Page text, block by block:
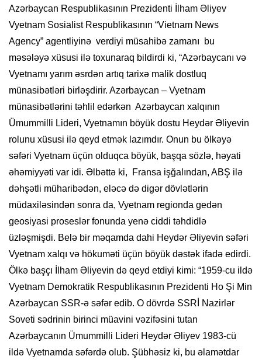
Azərbaycan Respublikasının Prezidenti İlham Əliyev
Vyetnam Sosialist Respublikasının “Vietnam News
Agency” agentliyinə verdiyi müsahibə zamanı bu
məsələyə xüsusi ilə toxunaraq bildirdi ki, “Azərbaycanı və
Vyetnamı yarım əsrdən artıq tarixə malik dostluq
münasibətləri birləşdirir. Azərbaycan – Vyetnam
münasibətlərini təhlil edərkən Azərbaycan xalqının
Ümummilli Lideri, Vyetnamın böyük dostu Heydər Əliyevin
rolunu xüsusi ilə qeyd etmək lazımdır. Onun bu ölkəyə
səfəri Vyetnam üçün olduqca böyük, başqa sözlə, həyati
əhəmiyyəti var idi. Əlbəttə ki, Fransa işğalından, ABŞ ilə
dəhşətli müharibədən, eləcə də digər dövlətlərin
müdaxiləsindən sonra da, Vyetnam regionda gedən
geosiyasi proseslər fonunda yenə ciddi təhdidlə
üzləşmişdi. Belə bir məqamda dahi Heydər Əliyevin səfəri
Vyetnam xalqı və hökuməti üçün böyük dəstək ifadə edirdi.
Ölkə başçı İlham Əliyevin də qeyd etdiyi kimi: “1959-cu ildə
Vyetnam Demokratik Respublikasının Prezidenti Ho Şi Min
Azərbaycan SSR-ə səfər edib. O dövrdə SSRİ Nazirlər
Soveti sədrinin birinci müavini vəzifəsini tutan
Azərbaycanın Ümummilli Lideri Heydər Əliyev 1983-cü
ildə Vyetnamda səfərdə olub. Şübhəsiz ki, bu əlamətdar